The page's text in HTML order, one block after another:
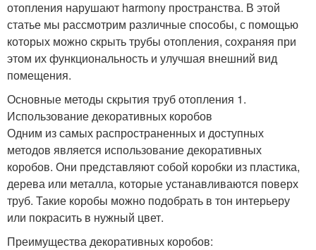
отопления нарушают harmony пространства. В этой
статье мы рассмотрим различные способы, с помощью
которых можно скрыть трубы отопления, сохраняя при
этом их функциональность и улучшая внешний вид
помещения.
Основные методы скрытия труб отопления 1.
Использование декоративных коробов
Одним из самых распространенных и доступных
методов является использование декоративных
коробов. Они представляют собой коробки из пластика,
дерева или металла, которые устанавливаются поверх
труб. Такие коробы можно подобрать в тон интерьеру
или покрасить в нужный цвет.
Преимущества декоративных коробов: